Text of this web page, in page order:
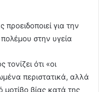
για την
στην υγεία
ότι «οι
περιστατικά, αλλά
βίας κατά της